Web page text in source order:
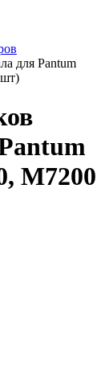
для Pantum
M7200